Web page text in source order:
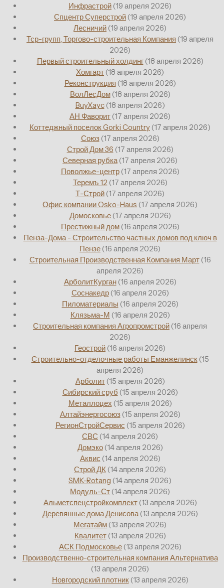
Инфрастрой (19 апреля 2026)
Спцентр Суперстрой (19 апреля 2026)
Лесничий (19 апреля 2026)
Тср-групп, Торгово-строительная Компания (19 апреля
2026)
Первый строительный холдинг (18 апреля 2026)
Хомгарт (18 апреля 2026)
Реконструкция (18 апреля 2026)
ВолЛесДом (18 апреля 2026)
BuyXayc (18 апреля 2026)
АН Фаворит (17 апреля 2026)
Коттеджный поселок Gorki Country (17 апреля 2026)
Союз (17 апреля 2026)
Строй Дом 36 (17 апреля 2026)
Северная рубка (17 апреля 2026)
Поволжье-центр (17 апреля 2026)
Теремъ 12 (17 апреля 2026)
Т-Строй (17 апреля 2026)
Офис компании Osko-Haus (17 апреля 2026)
Домосковье (17 апреля 2026)
Престижный дом (16 апреля 2026)
Пенза-Дома - Строительство частных домов под ключ в
Пензе (16 апреля 2026)
Строительная Производственная Компания Март (16
апреля 2026)
АрболитКурган (16 апреля 2026)
Соснакедр (16 апреля 2026)
Пиломатериалы (16 апреля 2026)
Клязьма-М (16 апреля 2026)
Строительная компания Агропромстрой (16 апреля
2026)
Геострой (16 апреля 2026)
Строительно-отделочные работы Еманжелинск (15
апреля 2026)
Арболит (15 апреля 2026)
Сибирский сруб (15 апреля 2026)
Металлоцех (15 апреля 2026)
Алтайэнергосоюз (15 апреля 2026)
РегионСтройСервис (15 апреля 2026)
СВС (14 апреля 2026)
Домэко (14 апреля 2026)
Аквис (14 апреля 2026)
Строй ДК (14 апреля 2026)
SMK-Rotang (14 апреля 2026)
Модуль-Ст (14 апреля 2026)
Альметспецстройкомплект (13 апреля 2026)
Деревянные дома Денисова (13 апреля 2026)
Мегатайм (13 апреля 2026)
Квалитет (13 апреля 2026)
АСК Подмосковье (13 апреля 2026)
Производственно-строительная компания Альтернатива
(13 апреля 2026)
Новгородский плотник (13 апреля 2026)